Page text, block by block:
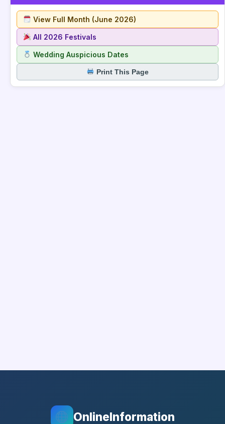
View Full Month (June 2026)
All 2026 Festivals
Wedding Auspicious Dates
Print This Page
OnlineInformation